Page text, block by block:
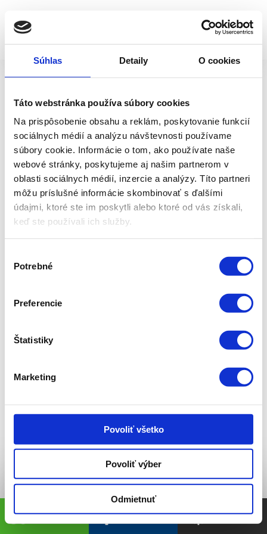
Súhlas Detaily O cookies
Táto webstránka používa súbory cookies
Na prispôsobenie obsahu a reklám, poskytovanie funkcií
sociálnych médií a analýzu návštevnosti používame
súbory cookie. Informácie o tom, ako používate naše
webové stránky, poskytujeme aj našim partnerom v
oblasti sociálnych médií, inzercie a analýzy. Títo partneri
môžu príslušné informácie skombinovať s ďalšími
údajmi, ktoré ste im poskytli alebo ktoré od vás získali,
keď ste používali ich služby.
súhlasu
Potrebné
Preferencie
Štatistiky
Marketing
Povoliť všetko
Povoliť výber
Odmietnuť
content
O nás
Komunál
Skladom
Udalosti
Kontakty
Pevné
Na sklade
Terra Dan MK II
Predaj Servis Diely